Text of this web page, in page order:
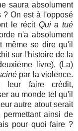
saura absolument
? On est à l'opposé
le récitQui a tué
n'a absolument
même se dire qu'il
sur l'histoire de la
livre), (La)
par la violence.
leur faire crédit,
au monde tel qu'il
autre atout serait
permettant ainsi de
pour quoi faire ?